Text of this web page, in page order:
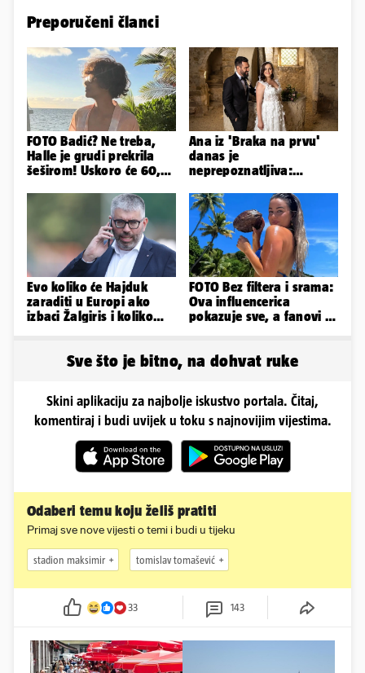
Preporučeni članci
FOTO Badić? Ne treba,
Halle je grudi prekrila
šeširom! Uskoro će 60,
Ana iz 'Braka na prvu'
danas je
neprepoznatljiva:
ovako sad izgleda
Evo koliko će Hajduk
zaraditi u Europi ako
izbaci Žalgiris i koliko
FOTO Bez filtera i srama:
Ova influencerica
pokazuje sve, a fanovi je
Sve što je bitno, na dohvat ruke
Skini aplikaciju za najbolje iskustvo portala. Čitaj,
komentiraj i budi uvijek u toku s najnovijim vijestima.
Odaberi temu koju želiš pratiti
Primaj sve nove vijesti o temi i budi u tijeku
stadion maksimir tomislav tomašević
33 143